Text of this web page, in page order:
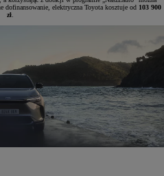
dofinansowanie, elektryczna Toyota kosztuje od 103 900
zł